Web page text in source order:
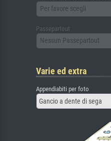
Per favore scegli
Passepartout
Nessun Passepartout
Varie ed extra
Appendiabiti per foto
Gancio a dente di sega